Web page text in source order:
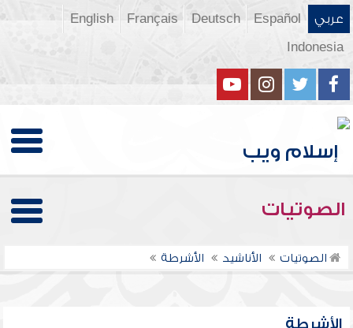
عربي Español
Deutsch
Français
English
Indonesia
الصوتيات
الصوتيات الأناشيد الأشرطة
الأشرطة